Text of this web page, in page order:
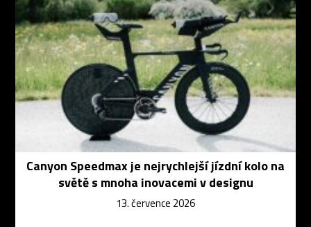
Canyon Speedmax je nejrychlejší jízdní kolo na
světě s mnoha inovacemi v designu
13. července 2026